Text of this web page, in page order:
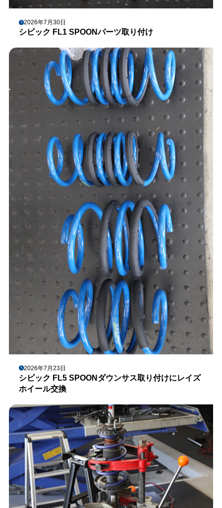
2026年7月30日
シビック FL1 SPOONパーツ取り付け
2026年7月23日
シビック FL5 SPOONダウンサス取り付けにレイズ
ホイール交換